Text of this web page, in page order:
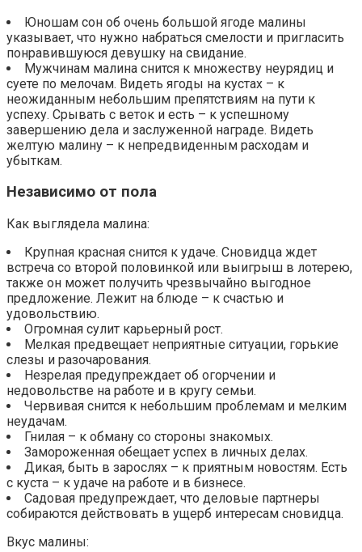
Юношам сон об очень большой ягоде малины
указывает, что нужно набраться смелости и пригласить
понравившуюся девушку на свидание.
Мужчинам малина снится к множеству неурядиц и
суете по мелочам. Видеть ягоды на кустах – к
неожиданным небольшим препятствиям на пути к
успеху. Срывать с веток и есть – к успешному
завершению дела и заслуженной награде. Видеть
желтую малину – к непредвиденным расходам и
убыткам.
Независимо от пола
Как выглядела малина:
Крупная красная снится к удаче. Сновидца ждет
встреча со второй половинкой или выигрыш в лотерею,
также он может получить чрезвычайно выгодное
предложение. Лежит на блюде – к счастью и
удовольствию.
Огромная сулит карьерный рост.
Мелкая предвещает неприятные ситуации, горькие
слезы и разочарования.
Незрелая предупреждает об огорчении и
недовольстве на работе и в кругу семьи.
Червивая снится к небольшим проблемам и мелким
неудачам.
Гнилая – к обману со стороны знакомых.
Замороженная обещает успех в личных делах.
Дикая, быть в зарослях – к приятным новостям. Есть
с куста – к удаче на работе и в бизнесе.
Садовая предупреждает, что деловые партнеры
собираются действовать в ущерб интересам сновидца.
Вкус малины: